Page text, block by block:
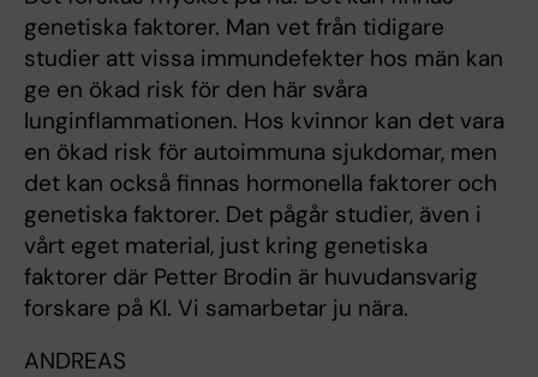
genetiska faktorer. Man vet från tidigare
studier att vissa immundefekter hos män kan
ge en ökad risk för den här svåra
lunginflammationen. Hos kvinnor kan det vara
en ökad risk för autoimmuna sjukdomar, men
det kan också finnas hormonella faktorer och
genetiska faktorer. Det pågår studier, även i
vårt eget material, just kring genetiska
faktorer där Petter Brodin är huvudansvarig
forskare på KI. Vi samarbetar ju nära.
ANDREAS